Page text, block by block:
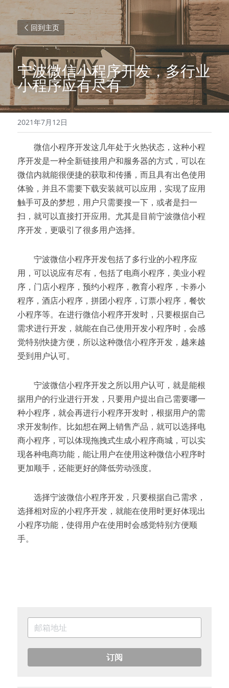
回到主页
宁波微信小程序开发，多行业
小程序应有尽有
2021年7月12日
微信小程序开发这几年处于火热状态，这种小程
序开发是一种全新链接用户和服务器的方式，可以在
微信内就能很便捷的获取和传播，而且具有出色使用
体验，并且不需要下载安装就可以应用，实现了应用
触手可及的梦想，用户只需要搜一下，或者是扫一
扫，就可以直接打开应用。尤其是目前宁波微信小程
序开发，更吸引了很多用户选择。
宁波微信小程序开发包括了多行业的小程序应
用，可以说应有尽有，包括了电商小程序，美业小程
序，门店小程序，预约小程序，教育小程序，卡券小
程序，酒店小程序，拼团小程序，订票小程序，餐饮
小程序等。在进行微信小程序开发时，只要根据自己
需求进行开发，就能在自己使用开发小程序时，会感
觉特别快捷方便，所以这种微信小程序开发，越来越
受到用户认可。
宁波微信小程序开发之所以用户认可，就是能根
据用户的行业进行开发，只要用户提出自己需要哪一
种小程序，就会再进行小程序开发时，根据用户的需
求开发制作。比如想在网上销售产品，就可以选择电
商小程序，可以体现拖拽式生成小程序商城，可以实
现各种电商功能，能让用户在使用这种微信小程序时
更加顺手，还能更好的降低劳动强度。
选择宁波微信小程序开发，只要根据自己需求，
选择相对应的小程序开发，就能在使用时更好体现出
小程序功能，使得用户在使用时会感觉特别方便顺
手。
订阅